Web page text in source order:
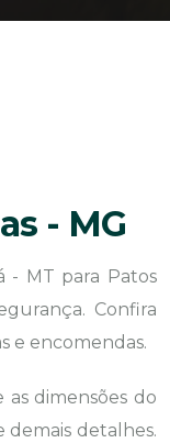
- MG
- MT para Patos
Confira
e encomendas.
as dimensões do
detalhes.